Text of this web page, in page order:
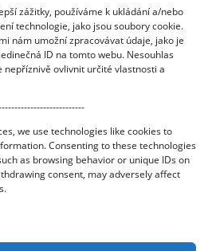
zážitky, používáme k ukládání a/nebo
technologie, jako jsou soubory cookie.
nám umožní zpracovávat údaje, jako je
ID na tomto webu. Nesouhlas
nepříznivě ovlivnit určité vlastnosti a
we use technologies like cookies to
Consenting to these technologies
as browsing behavior or unique IDs on
consent, may adversely affect